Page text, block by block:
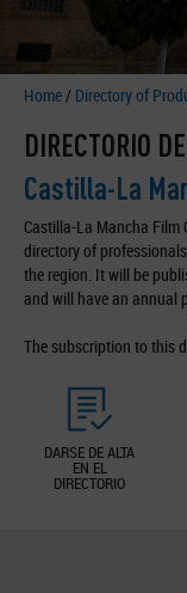
Home/ Directory of
DIRECTORIO
Castilla-La
Castilla-La Mancha Film
directory of
the region. It will be
and will have an annual
The subscription to this
DARSE DE ALTA
EN EL
DIRECTORIO